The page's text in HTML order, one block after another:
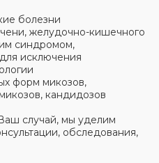
болезни
желудочно-кишечного
синдромом,
исключения
форм микозов,
кандидозов
случай, мы уделим
обследования,